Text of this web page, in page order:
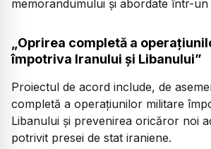
memorandumului și abordate într-
„Oprirea completă a
împotriva Iranului și Libanului”
Proiectul de acord include, de
completă a operațiunilor militare
Libanului și prevenirea oricăror noi
potrivit presei de stat iraniene.